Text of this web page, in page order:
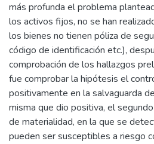
más profunda el problema
los activos fijos, no se han
los bienes no tienen póliza de
código de identificación etc.),
comprobación de los hallazgos
fue comprobar la hipótesis el
positivamente en la salvaguarda
misma que dio positiva, el
de materialidad, en la que se
pueden ser susceptibles a riesgo